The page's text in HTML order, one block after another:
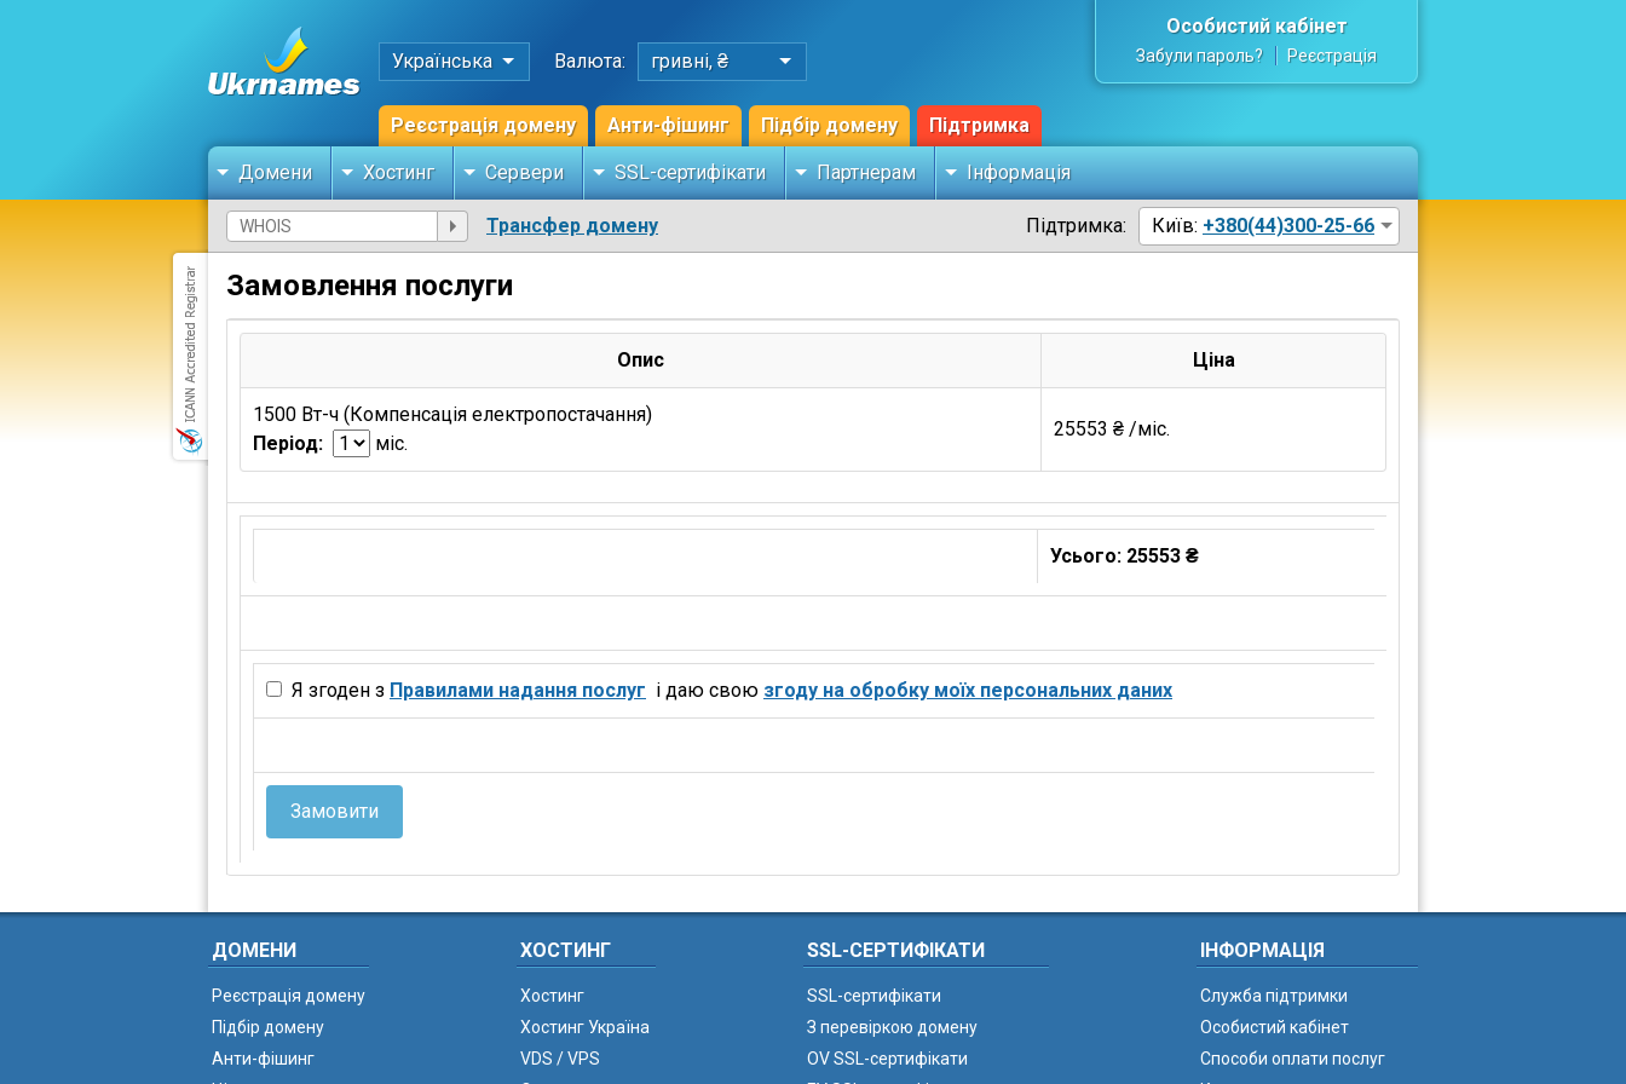
Українська Валюта: гривні, ₴
Реєстрація домену Анти-фішинг Підбір домену Підтримка
Особистий кабінет
Забули пароль? Реєстрація
Домени Хостинг Сервери SSL-сертифікати Партнерам Інформація
Трансфер домену Підтримка: Київ: +380(44)300-25-66
Замовлення послуги
Опис Ціна
1500 Вт-ч (Компенсація електропостачання)
Період:
міс.
25553 ₴ /міс.
Усього: 25553 ₴
Я згоден з Правилами надання послуг і даю свою згоду на обробку моїх персональних даних
Замовити
ДОМЕНИ
Реєстрація домену
Підбір домену
Анти-фішинг
ХОСТИНГ
Хостинг
Хостинг Україна
VDS / VPS
SSL-СЕРТИФІКАТИ
SSL-сертифікати
З перевіркою домену
OV SSL-сертифікати
ІНФОРМАЦІЯ
Служба підтримки
Особистий кабінет
Способи оплати послуг